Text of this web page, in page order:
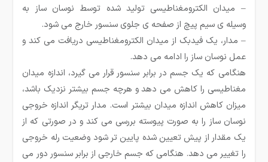
– میدان الکترومغناطیسی تولید شده توسط نوسان ساز به
وسیله ی سیم پیچ از صفحه ی جلوی سنسور خارج می شود.
– مدار، یک فیدبک از میدان الکترومغناطیسی دریافت می کند و
عمل نوسان ساز را ادامه می دهد.
هنگامی که یک جسم در برابر سنسور قرار می گیرد، اندازه میدان
مغناطیسی را کاهش می دهد و هرچه جسم بیشتر نزدیک باشد،
میزان کاهش اندازه میدان بیشتر است. مدار تریگر اندازه خروجی
نوسان ساز را به صورت پیوسته بررسی می کند و در صورتی که از
یک مقدار از پیش تعیین شده پایین تر شود وضعیت رله خروجی
را تغییر می دهد. هنگامی که جسم خارجی از برابر سنسور دور می